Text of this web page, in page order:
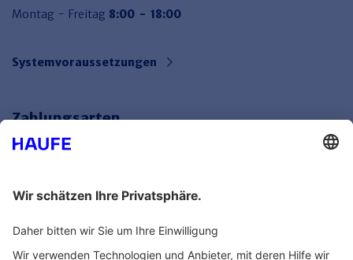
Montag - Freitag 8:00 - 18:00
Systemvoraussetzungen
Zahlungsarten